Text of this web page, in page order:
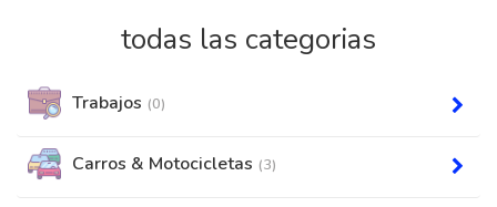
todas las categorias
Trabajos (0)
Carros & Motocicletas (3)